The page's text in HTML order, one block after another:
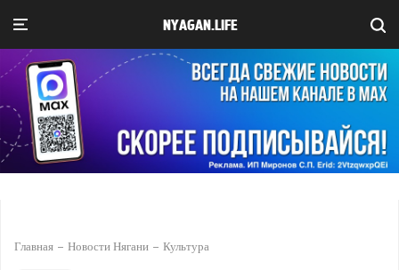
NYAGAN.LIFE
Главная Новости Нягани Культура